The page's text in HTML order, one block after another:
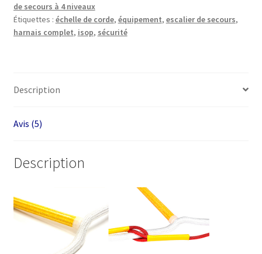
corde
Escalier
de
avec
complet
de secours à 4 niveaux
Étiquettes : échelle de corde, équipement, escalier de secours,
harnais complet, isop, sécurité
Description
Avis (5)
Description